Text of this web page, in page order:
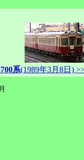
系(1989年3月8日)